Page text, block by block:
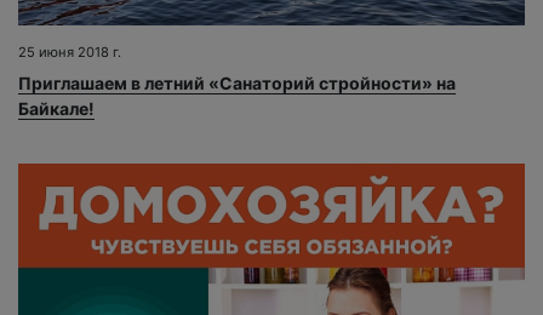
25 июня 2018 г.
Приглашаем в летний «Санаторий стройности» на
Байкале!